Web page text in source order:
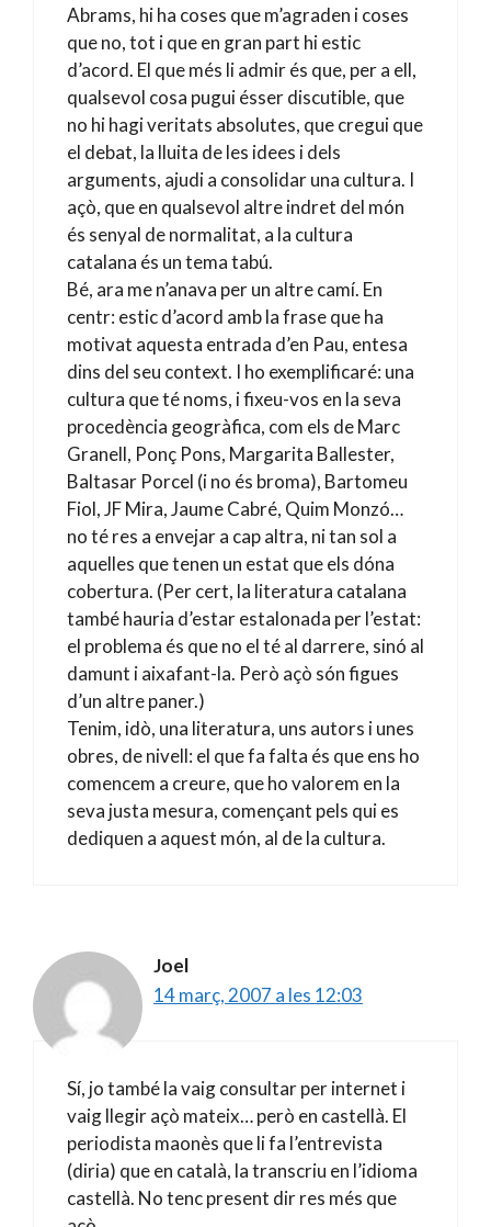
Abrams, hi ha coses que m’agraden i coses
que no, tot i que en gran part hi estic
d’acord. El que més li admir és que, per a ell,
qualsevol cosa pugui ésser discutible, que
no hi hagi veritats absolutes, que cregui que
el debat, la lluita de les idees i dels
arguments, ajudi a consolidar una cultura. I
açò, que en qualsevol altre indret del món
és senyal de normalitat, a la cultura
catalana és un tema tabú.
Bé, ara me n’anava per un altre camí. En
centr: estic d’acord amb la frase que ha
motivat aquesta entrada d’en Pau, entesa
dins del seu context. I ho exemplificaré: una
cultura que té noms, i fixeu-vos en la seva
procedència geogràfica, com els de Marc
Granell, Ponç Pons, Margarita Ballester,
Baltasar Porcel (i no és broma), Bartomeu
Fiol, JF Mira, Jaume Cabré, Quim Monzó…
no té res a envejar a cap altra, ni tan sol a
aquelles que tenen un estat que els dóna
cobertura. (Per cert, la literatura catalana
també hauria d’estar estalonada per l’estat:
el problema és que no el té al darrere, sinó al
damunt i aixafant-la. Però açò són figues
d’un altre paner.)
Tenim, idò, una literatura, uns autors i unes
obres, de nivell: el que fa falta és que ens ho
comencem a creure, que ho valorem en la
seva justa mesura, començant pels qui es
dediquen a aquest món, al de la cultura.
Joel
14 març, 2007 a les 12:03
Sí, jo també la vaig consultar per internet i
vaig llegir açò mateix… però en castellà. El
periodista maonès que li fa l’entrevista
(diria) que en català, la transcriu en l’idioma
castellà. No tenc present dir res més que